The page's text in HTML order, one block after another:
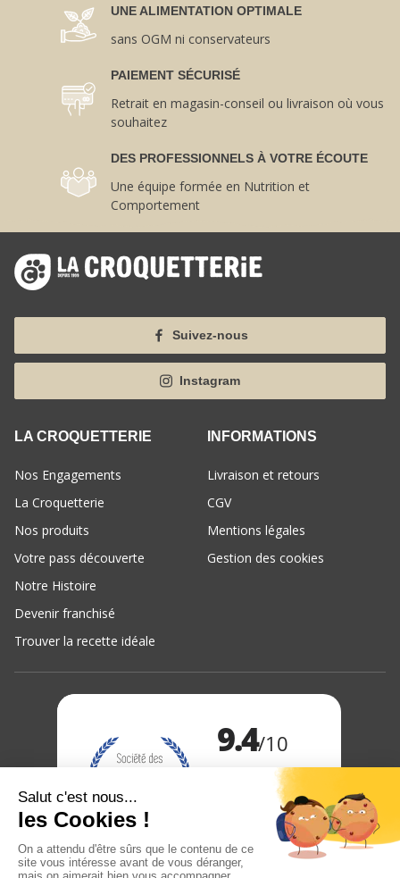
UNE ALIMENTATION OPTIMALE
sans OGM ni conservateurs
PAIEMENT SÉCURISÉ
Retrait en magasin-conseil ou livraison où vous
souhaitez
DES PROFESSIONNELS À VOTRE ÉCOUTE
Une équipe formée en Nutrition et
Comportement
Suivez-nous
Instagram
LA CROQUETTERIE
Nos Engagements
La Croquetterie
Nos produits
Votre pass découverte
Notre Histoire
Devenir franchisé
Trouver la recette idéale
INFORMATIONS
Livraison et retours
CGV
Mentions légales
Gestion des cookies